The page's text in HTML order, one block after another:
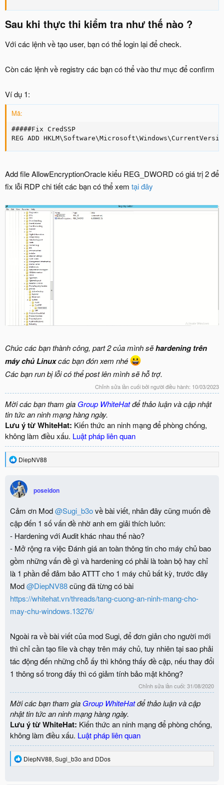
Sau khi thực thi kiểm tra như thế nào ?
Với các lệnh về tạo user, bạn có thể login lại để check.
Còn các lệnh về registry các bạn có thể vào thư mục để confirm
Ví dụ 1:
Mã:
#####Fix CredSSP
REG ADD
Add file AllowEncryptionOracle kiểu REG_DWORD có giá trị 2 để
fix lỗi RDP chi tiết các bạn có thể xem tại đây
Chúc các bạn thành công, part 2 của mình sẽhardening trên
máy chủ Linuxcác bạn đón xem nhé
Các bạn run bị lỗi có thể post lên mình sẽ hỗ trợ.
Chỉnh sửa lần cuối bởi người điều hành: 10/03/2023
Mời các bạn tham gia Group WhiteHatđể thảo luận và cập nhật
tin tức an ninh mạng hàng ngày.
Lưu ý từ WhiteHat: Kiến thức an ninh mạng để phòng chống,
không làm điều xấu. Luật pháp liên quan
R
e
c
t
i
o
n
s
:
DiepNV88
poseidon
Cảm ơn Mod@Sugi_b3ovề bài viết, nhân đây cũng muốn đề
cập đến 1 số vấn đề nhờ anh em giải thích luôn:
- Hardening với Audit khác nhau thế nào?
- Mở rộng ra việc Đánh giá an toàn thông tin cho máy chủ bao
gồm những vấn đề gì và hardening có phải là toàn bộ hay chỉ
là 1 phần để đảm bảo ATTT cho 1 máy chủ bất kỳ, trước đây
Mod@DiepNV88cũng đã từng có bài
https://whitehat.vn/threads/tang-cuong-an-ninh-mang-cho-
may-chu-windows.13276/
Ngoài ra về bài viết của mod Sugi, để đơn giản cho người mới
thì chỉ cần tạo file và chạy trên máy chủ, tuy nhiên tại sao phải
tác động đến những chỗ ấy thì không thấy đề cập, nếu thay đổi
1 thông số trong đấy thì có giảm tính bảo mật không?
Chỉnh sửa lần cuối: 31/08/2020
Mời các bạn tham gia Group WhiteHatđể thảo luận và cập
nhật tin tức an ninh mạng hàng ngày.
Lưu ý từ WhiteHat: Kiến thức an ninh mạng để phòng chống,
không làm điều xấu. Luật pháp liên quan
R
DiepNV88, Sugi_b3o and DDos